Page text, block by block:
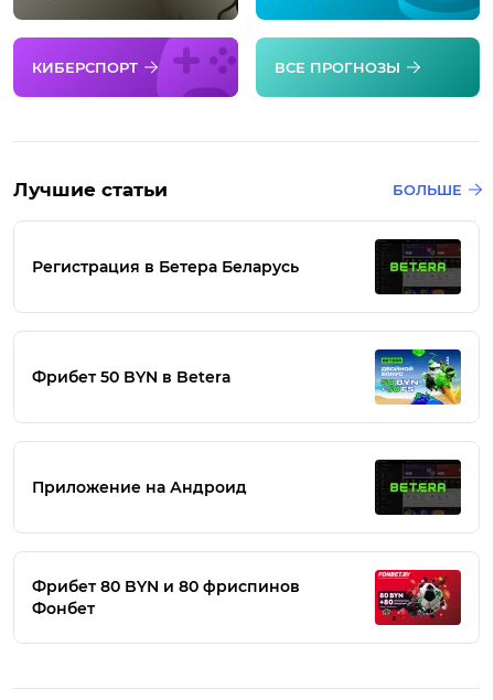
КИБЕРСПОРТ ВСЕ ПРОГНОЗЫ
Лучшие статьи БОЛЬШЕ
Регистрация в Бетера Беларусь
Фрибет 50 BYN в Betera
Приложение на Андроид
Фрибет 80 BYN и 80 фриспинов
Фонбет